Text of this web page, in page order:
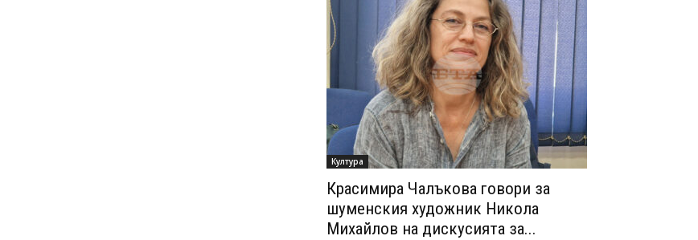
Култура
Красимира Чалъкова говори за
шуменския художник Никола
Михайлов на дискусията за...